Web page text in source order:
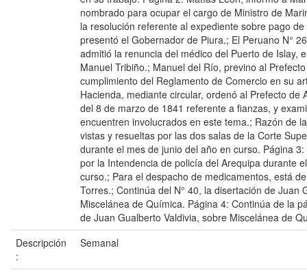
nombrado para ocupar el cargo de Ministro de
la resolución referente al expediente sobre pago
presentó el Gobernador de Piura.; El Peruano N°
admitió la renuncia del médico del Puerto de Islay,
Manuel Tribiño.; Manuel del Río, previno al
cumplimiento del Reglamento de Comercio en su
Hacienda, mediante circular, ordenó al Prefecto de
del 8 de marzo de 1841 referente a fianzas, y
encuentren involucrados en este tema.; Razón de
vistas y resueltas por las dos salas de la Corte
durante el mes de junio del año en curso. Página
por la Intendencia de policía del Arequipa durante
curso.; Para el despacho de medicamentos, está
Torres.; Continúa del N° 40, la disertación de Juan
Miscelánea de Química. Página 4: Continúa de la
de Juan Gualberto Valdivia, sobre Miscelánea de
Descripción
:
Semanal